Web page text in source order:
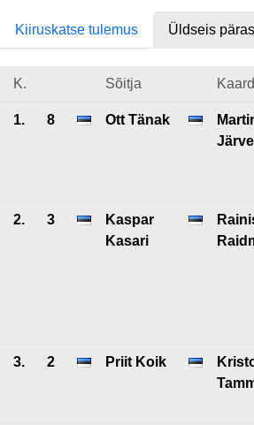
Kiiruskatse tulemus Üldseis
K. Sõitja
1. 8 Ott Tänak
2. 3
Kaspar
Kasari
3. 2 Priit Koik